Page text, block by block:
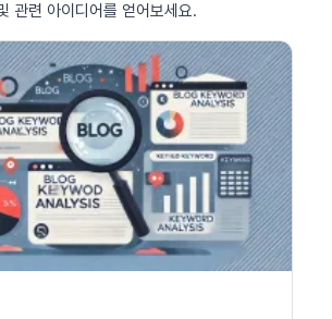
관련 아이디어를 얻어보세요.